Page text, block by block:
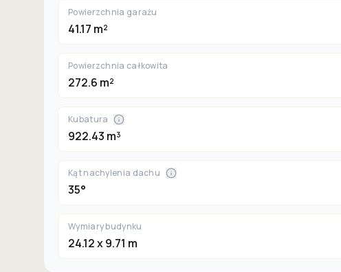
Powierzchnia garażu
41.17 m²
Powierzchnia całkowita
272.6 m²
Kubatura
922.43 m³
Kąt nachylenia dachu
35°
Wymiary budynku
24.12 x 9.71 m